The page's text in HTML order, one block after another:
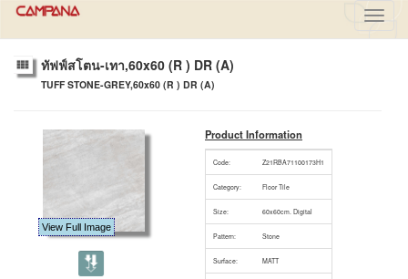
ทัฟฟ์สโตน-เทา,60x60 (R ) DR (A)
TUFF STONE-GREY,60x60 (R ) DR (A)
Product Information
Code: Z21RBA71100173H1
Category: Floor Tile
Size: 60x60cm. Digital
Pattern: Stone
Surface: MATT
View Full Image